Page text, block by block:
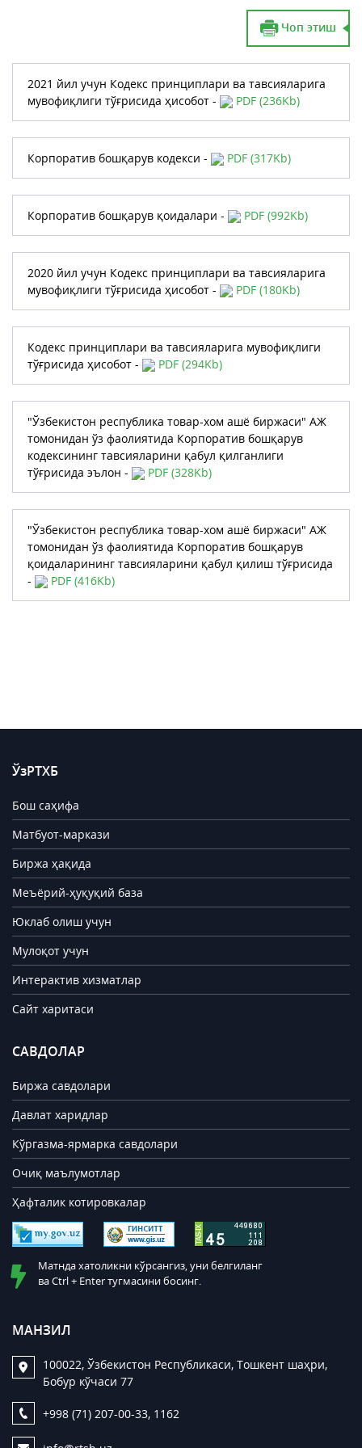
Чоп этиш
2021 йил учун Кодекс принциплари ва тавсияларига
мувофиқлиги тўғрисида ҳисобот -
PDF (236Kb)
Корпоратив бошқарув кодекси - PDF (317Kb)
Корпоратив бошқарув қоидалари - PDF (992Kb)
2020 йил учун Кодекс принциплари ва тавсияларига
мувофиқлиги тўғрисида ҳисобот -
PDF (180Kb)
Кодекс принциплари ва тавсияларига мувофиқлиги
тўғрисида ҳисобот -
PDF (294Kb)
"Ўзбекистон республика товар-хом ашё биржаси" АЖ
томонидан ўз фаолиятида Корпоратив бошқарув
кодексининг тавсияларини қабул қилганлиги
тўғрисида эълон -
PDF (328Kb)
"Ўзбекистон республика товар-хом ашё биржаси" АЖ
томонидан ўз фаолиятида Корпоратив бошқарув
қоидаларининг тавсияларини қабул қилиш тўғрисида
-
PDF (416Kb)
ЎзРТХБ
Бош саҳифа
Матбуот-маркази
Биржа ҳақида
Меъёрий-ҳуқуқий база
Юклаб олиш учун
Мулоқот учун
Интерактив хизматлар
Сайт харитаси
САВДОЛАР
Биржа савдолари
Давлат харидлар
Кўргазма-ярмарка савдолари
Очиқ маълумотлар
Ҳафталик котировкалар
Матнда хатоликни кўрсангиз, уни белгиланг
ва Ctrl + Enter тугмасини босинг.
МАНЗИЛ
100022, Ўзбекистон Республикаси, Тошкент шаҳри,
Бобур кўчаси 77
+998 (71) 207-00-33, 1162